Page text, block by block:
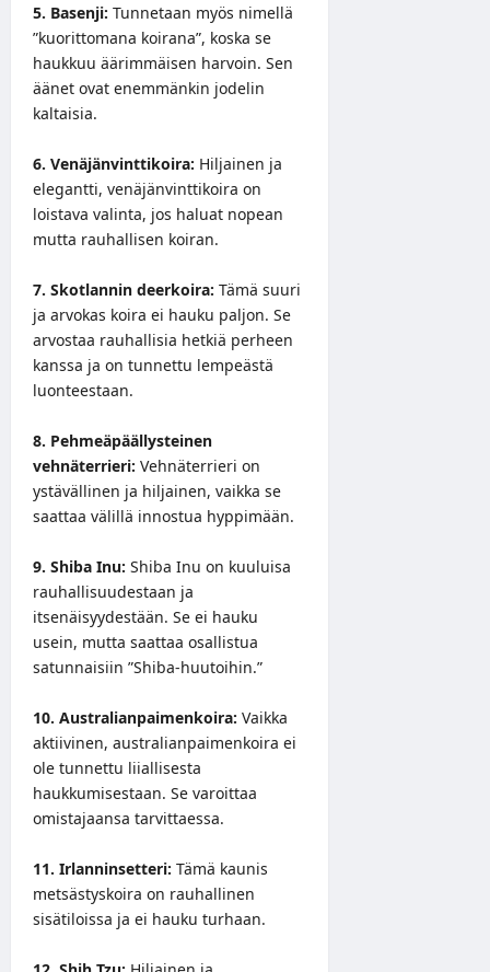
5. Basenji: Tunnetaan myös nimellä
”kuorittomana koirana”, koska se
haukkuu äärimmäisen harvoin. Sen
äänet ovat enemmänkin jodelin
kaltaisia.
6. Venäjänvinttikoira: Hiljainen ja
elegantti, venäjänvinttikoira on
loistava valinta, jos haluat nopean
mutta rauhallisen koiran.
7. Skotlannin deerkoira: Tämä suuri
ja arvokas koira ei hauku paljon. Se
arvostaa rauhallisia hetkiä perheen
kanssa ja on tunnettu lempeästä
luonteestaan.
8. Pehmeäpäällysteinen
vehnäterrieri: Vehnäterrieri on
ystävällinen ja hiljainen, vaikka se
saattaa välillä innostua hyppimään.
9. Shiba Inu: Shiba Inu on kuuluisa
rauhallisuudestaan ja
itsenäisyydestään. Se ei hauku
usein, mutta saattaa osallistua
satunnaisiin ”Shiba-huutoihin.”
10. Australianpaimenkoira: Vaikka
aktiivinen, australianpaimenkoira ei
ole tunnettu liiallisesta
haukkumisestaan. Se varoittaa
omistajaansa tarvittaessa.
11. Irlanninsetteri: Tämä kaunis
metsästyskoira on rauhallinen
sisätiloissa ja ei hauku turhaan.